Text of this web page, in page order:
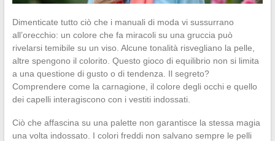
Dimenticate tutto ciò che i manuali di moda vi sussurrano
all’orecchio: un colore che fa miracoli su una gruccia può
rivelarsi temibile su un viso. Alcune tonalità risvegliano la pelle,
altre spengono il colorito. Questo gioco di equilibrio non si limita
a una questione di gusto o di tendenza. Il segreto?
Comprendere come la carnagione, il colore degli occhi e quello
dei capelli interagiscono con i vestiti indossati.
Ciò che affascina su una palette non garantisce la stessa magia
una volta indossato. I colori freddi non salvano sempre le pelli